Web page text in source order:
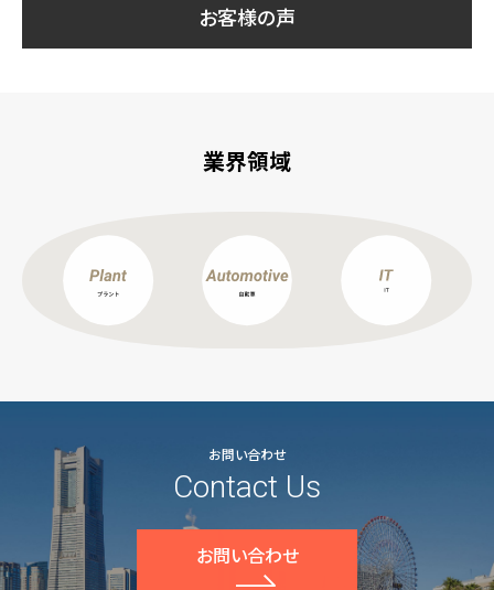
お客様の声
業界領域
お問い合わせ
Contact Us
お問い合わせ